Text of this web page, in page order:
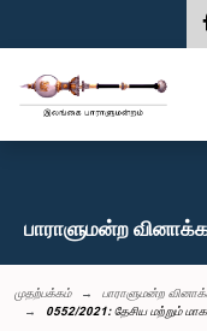
பாராளுமன்ற
முதற்பக்கம்
பாராளுமன்ற
0552/2021: தேசிய மற்றும்